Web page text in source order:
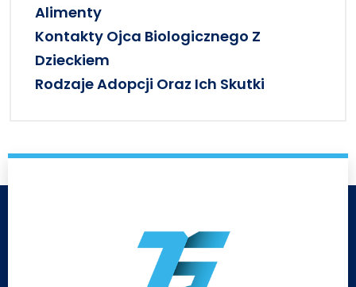
Alimenty
Kontakty Ojca Biologicznego Z
Dzieckiem
Rodzaje Adopcji Oraz Ich Skutki